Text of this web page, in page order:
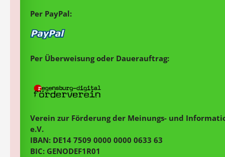
Per PayPal:
Per Überweisung oder Dauerauftrag:
Verein zur Förderung der Meinungs- und
e.V.
IBAN: DE14 7509 0000 0000 0633 63
BIC: GENODEF1R01